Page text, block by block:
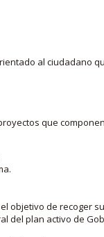
al
que
objetivo de recoger
plan activo de